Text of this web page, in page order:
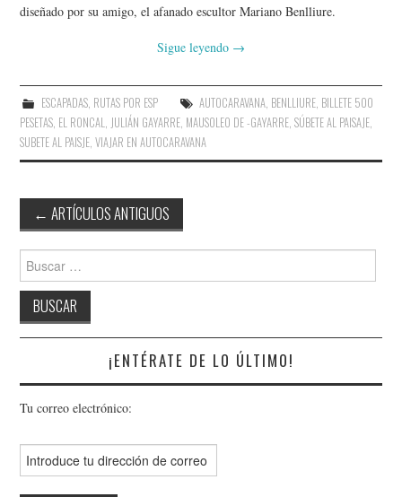
diseñado por su amigo, el afanado escultor Mariano Benlliure.
Sigue leyendo →
ESCAPADAS, RUTAS POR ESP AUTOCARAVANA, BENLLIURE, BILLETE 500
PESETAS, EL RONCAL, JULIÁN GAYARRE, MAUSOLEO DE -GAYARRE,SÚBETE AL PAISAJE,
SUBETE AL PAISJE,VIAJAR EN AUTOCARAVANA
Navegación
de
entradas
← ARTÍCULOS ANTIGUOS
Buscar:
¡ENTÉRATE DE LO ÚLTIMO!
Tu correo electrónico: